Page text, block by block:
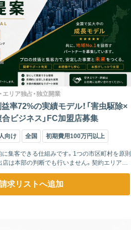
エリア独占・独立開業
率72%の実績モデル！「害虫駆除×
ビジネス」FC加盟店募集
向け 全国 初期費用100万円以上
集客できる仕組みです。1つの市区町村を原則
店は本部の判断でも行いません。契約エリア内
して保護されます。 未出店エリアの
求リストへ追加